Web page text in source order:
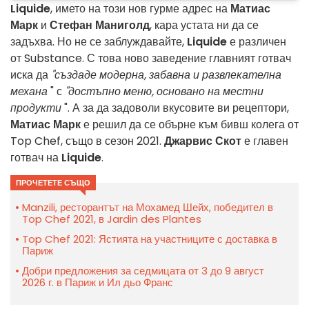
Liquide, името на този нов гурме адрес на Матиас
Марк и Стефан Маниголд, кара устата ни да се
задъхва. Но не се заблуждавайте, Liquideе различен
от Substance. С това ново заведение главният готвач
иска да "създаде модерна, забавна и развлекателна
механа" с "достъпно меню, основано на местни
продукти". А за да задоволи вкусовите ви рецептори,
Матиас Марке решил да се обърне към бивш колега от
Top Chef, също в сезон 2021. Джарвис Скоте главен
готвач на Liquide.
ПРОЧЕТЕТЕ СЪЩО
Manzili, ресторантът на Мохамед Шейх, победител в
Top Chef 2021, в Jardin des Plantes
Top Chef 2021: Ястията на участниците с доставка в
Париж
Добри предложения за седмицата от 3 до 9 август
2026 г. в Париж и Ил дьо Франс